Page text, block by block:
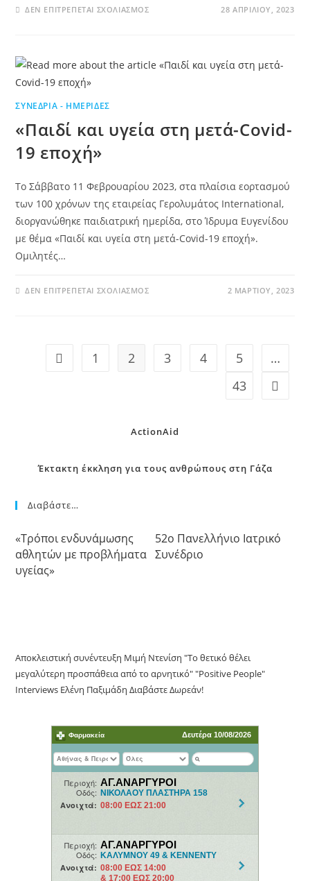
ΔΕΝ ΕΠΙΤΡΈΠΕΤΑΙ ΣΧΟΛΙΑΣΜΌΣ 28 ΑΠΡΙΛΊΟΥ, 2023
ΣΥΝΈΔΡΙΑ - ΗΜΕΡΊΔΕΣ
«Παιδί και υγεία στη μετά-Covid-
19 εποχή»
Το Σάββατο 11 Φεβρουαρίου 2023, στα πλαίσια εορτασμού
των 100 χρόνων της εταιρείας Γερολυμάτος International,
διοργανώθηκε παιδιατρική ημερίδα, στο Ίδρυμα Ευγενίδου
με θέμα «Παιδί και υγεία στη μετά-Covid-19 εποχή».
Ομιλητές…
ΔΕΝ ΕΠΙΤΡΈΠΕΤΑΙ ΣΧΟΛΙΑΣΜΌΣ 2 ΜΑΡΤΊΟΥ, 2023
1 2 3 4 5
…
43
ActionAid
Έκτακτη έκκληση για τους ανθρώπους στη Γάζα
Διαβάστε…
«Τρόποι ενδυνάμωσης
αθλητών με προβλήματα
υγείας»
52o Πανελλήνιο Ιατρικό
Συνέδριο
Αποκλειστική συνέντευξη Μιμή Ντενίση "Το θετικό θέλει
μεγαλύτερη προσπάθεια από το αρνητικό" "Positive People"
Interviews Ελένη Παξιμάδη Διαβάστε Δωρεάν!